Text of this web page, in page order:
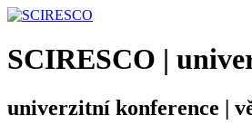
SCIRESCO |
univerzitní konference |